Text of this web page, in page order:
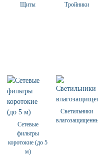
Щиты Тройники
Сетевые
фильтры
коротокие (до 5
м)
Светильники
влагозащищенные